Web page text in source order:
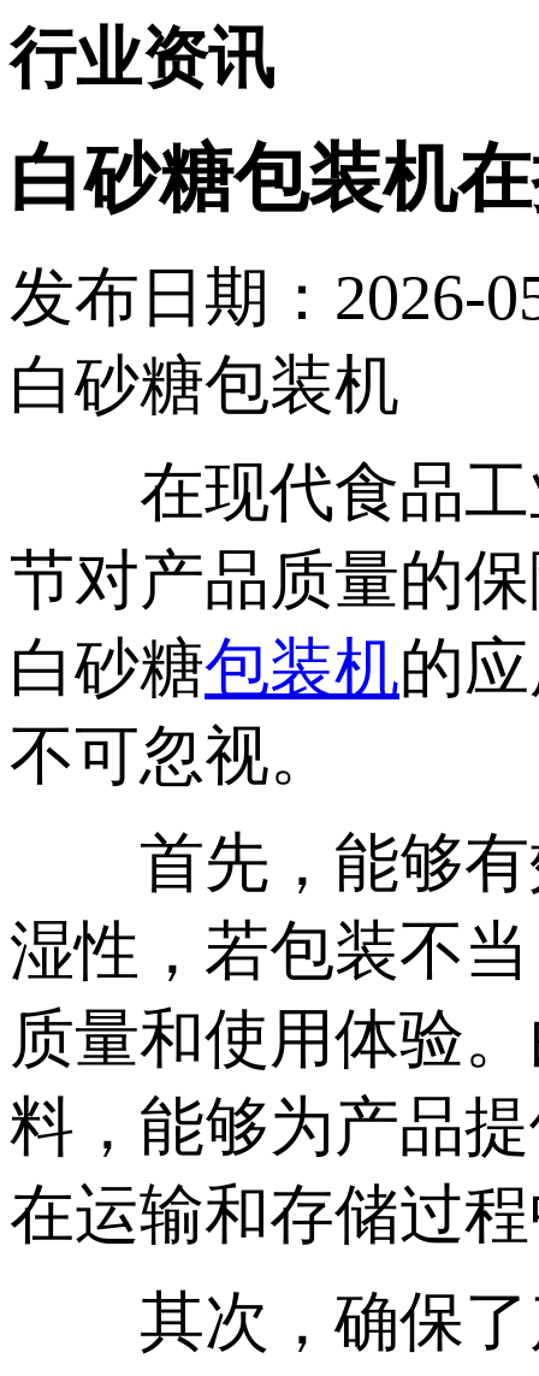
行业资讯
白砂糖包装机
发布日期：2026-
白砂糖包装机
在现代食品工
节对产品质量的
白砂糖包装机的
不可忽视。
首先，能够有
湿性，若包装不
质量和使用体验
料，能够为产品
在运输和存储过
其次，确保了